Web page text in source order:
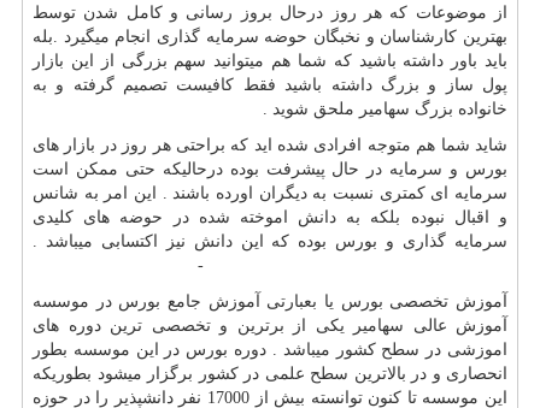
از موضوعات که هر روز درحال بروز رسانی و کامل شدن توسط
بهترین کارشناسان و نخبگان حوضه سرمایه گذاری انجام میگیرد .بله
باید باور داشته باشید که شما هم میتوانید سهم بزرگی از این بازار
پول ساز و بزرگ داشته باشید فقط کافیست تصمیم گرفته و به
خانواده بزرگ سهامیر ملحق شوید .
شاید شما هم متوجه افرادی شده اید که براحتی هر روز در بازار های
بورس و سرمایه در حال پیشرفت بوده درحالیکه حتی ممکن است
سرمایه ای کمتری نسبت به دیگران اورده باشند . این امر به شانس
و اقبال نبوده بلکه به دانش اموخته شده در حوضه های کلیدی
سرمایه گذاری و بورس بوده که این دانش نیز اکتسابی میباشد .
-
آموزش تخصصی بورس یا بعبارتی آموزش جامع بورس در موسسه
آموزش عالی سهامیر یکی از برترین و تخصصی ترین دوره های
اموزشی در سطح کشور میباشد . دوره بورس در این موسسه بطور
انحصاری و در بالاترین سطح علمی در کشور برگزار میشود بطوریکه
این موسسه تا کنون توانسته بیش از 17000 نفر دانشپذیر را در حوزه